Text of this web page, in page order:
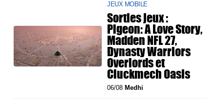
JEUX MOBILE
Sorties jeux :
Pigeon: A Love Story,
Madden NFL 27,
Dynasty Warriors
Overlords et
Cluckmech Oasis
06/08 Medhi